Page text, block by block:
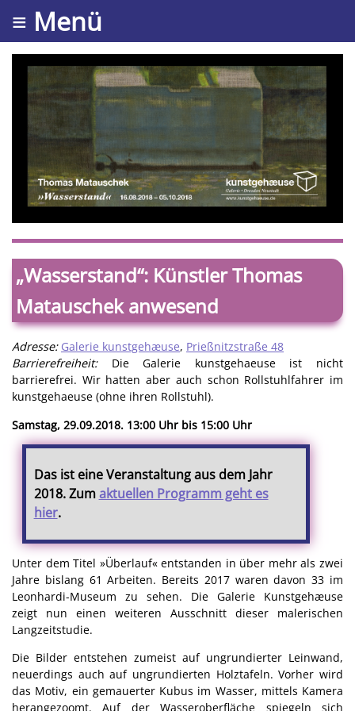
≡ Menü
„Wasserstand“: Künstler Thomas
Matauschek anwesend
Adresse: Galerie kunstgehæuse, Prießnitzstraße 48
Barrierefreiheit:Die Galerie kunstgehaeuse ist nicht
barrierefrei. Wir hatten aber auch schon Rollstuhlfahrer im
kunstgehaeuse (ohne ihren Rollstuhl).
Samstag, 29.09.2018. 13:00 Uhr bis 15:00 Uhr
Das ist eine Veranstaltung aus dem Jahr
2018. Zumaktuellen Programm geht es
hier.
Unter dem Titel »Überlauf« entstanden in über mehr als zwei
Jahre bislang 61 Arbeiten. Bereits 2017 waren davon 33 im
Leonhardi-Museum zu sehen. Die Galerie Kunstgehæuse
zeigt nun einen weiteren Ausschnitt dieser malerischen
Langzeitstudie.
Die Bilder entstehen zumeist auf ungrundierter Leinwand,
neuerdings auch auf ungrundierten Holztafeln. Vorher wird
das Motiv, ein gemauerter Kubus im Wasser, mittels Kamera
herangezoomt. Auf der Wasseroberfläche spiegeln sich